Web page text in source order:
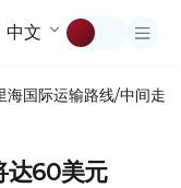
中文
海国际运输路线/中间走廊
达60美元